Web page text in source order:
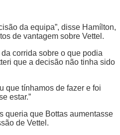
da equipa”, disse Hamílton,
de vantagem sobre Vettel.
corrida sobre o que podia
que a decisão não tinha sido
que tínhamos de fazer e foi
estar.”
queria que Bottas aumentasse
de Vettel.